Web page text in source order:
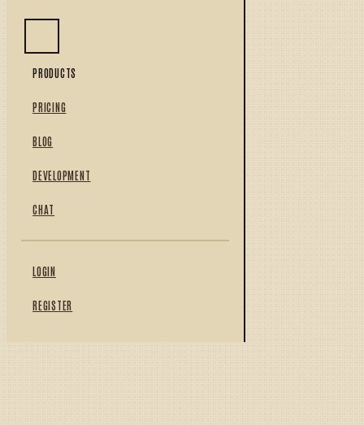
PRODUCTS
PRICING
BLOG
DEVELOPMENT
CHAT
LOGIN
REGISTER